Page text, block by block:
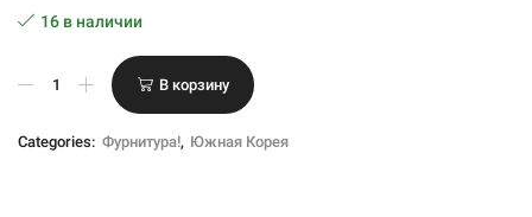
16 в наличии
товара
крученые,
В корзину
Categories: Фурнитура!, Южная Корея